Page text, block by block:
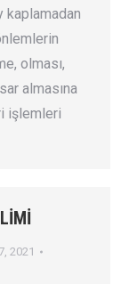
olması,
almasına
işlemleri
2021